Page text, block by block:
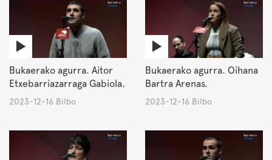
Bukaerako agurra. Aitor
Etxebarriazarraga Gabiola.
2023-12-16 Bilbo
Bukaerako agurra. Oihana
Bartra Arenas.
2023-12-16 Bilbo